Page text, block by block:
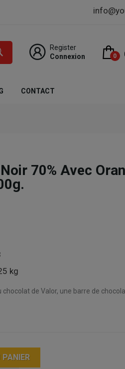
Register
Connexion
0
CONTACT
70% Avec
kg
chocolat de Valor, une barre de